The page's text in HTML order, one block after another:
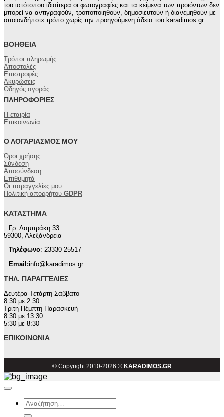
του ιστότοπου ιδιαίτερα οι φωτογραφίες και τα κείμενα των προιόντων δεν
μπορεί να αντιγραφούν, τροποποιηθούν, δημοσιευτούν ή διανεμηθούν με
οποιονδήποτε τρόπο χωρίς την προηγούμενη άδεια του karadimos.gr.
ΒΟΉΘΕΙΑ
Τρόποι πληρωμής
Αποστολές
Επιστροφές
Ακυρώσεις
Οδηγός αγοράς
ΠΛΗΡΟΦΟΡΊΕΣ
Η εταιρία
Επικοινωνία
Ο ΛΟΓΑΡΙΑΣΜΌΣ ΜΟΥ
Όροι χρήσης
Σύνδεση
Αποσύνδεση
Επιθυμητά
Οι παραγγελίες μου
Πολιτική απορρήτου GDPR
ΚΑΤΆΣΤΗΜΑ
Γρ. Λαμπράκη 33
59300, Αλεξάνδρεια
Τηλέφωνο: 23330 25517
Email:info@karadimos.gr
ΤΗΛ. ΠΑΡΑΓΓΕΛΊΕΣ
Δευτέρα-Τετάρτη-Σάββατο
8:30 με 2:30
Τρίτη-Πέμπτη-Παρασκευή
8:30 με 13:30
5:30 με 8:30
ΕΠΙΚΟΙΝΩΝΊΑ
© Copyright 2010-2026 © KARADIMOS.GR
Αναζήτηση
για: